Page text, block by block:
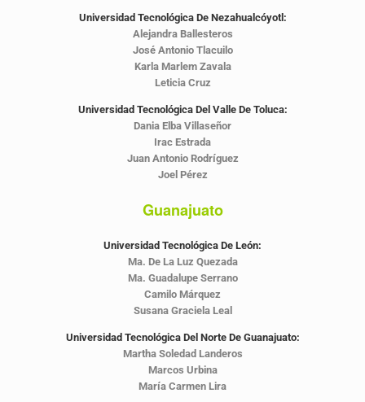
Universidad Tecnológica De Nezahualcóyotl:
Alejandra Ballesteros
José Antonio Tlacuilo
Karla Marlem Zavala
Leticia Cruz
Universidad Tecnológica Del Valle De Toluca:
Dania Elba Villaseñor
Irac Estrada
Juan Antonio Rodríguez
Joel Pérez
Guanajuato
Universidad Tecnológica De León:
Ma. De La Luz Quezada
Ma. Guadalupe Serrano
Camilo Márquez
Susana Graciela Leal
Universidad Tecnológica Del Norte De Guanajuato:
Martha Soledad Landeros
Marcos Urbina
María Carmen Lira